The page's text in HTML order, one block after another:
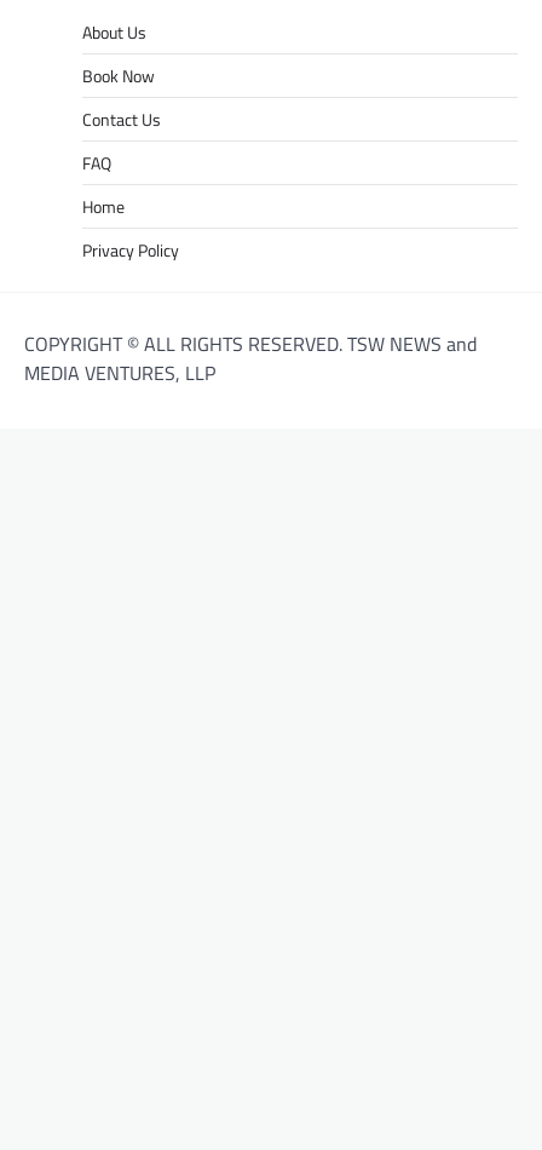
About Us
Book Now
Contact Us
FAQ
Home
Privacy Policy
COPYRIGHT © ALL RIGHTS RESERVED. TSW NEWS and
MEDIA VENTURES, LLP